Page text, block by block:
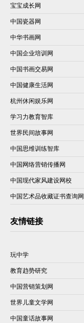
宝宝成长网
中国瓷器网
中华书画网
中国企业培训网
中国书画交易网
中国健康生活网
杭州休闲娱乐网
学习力教育智库
世界民间故事网
中国思维训练智库
中国网络营销传播网
中国现代家风建设网校
中国艺术品收藏证书查询网
友情链接
玩中学
教育趋势研究
中国营销策划网
世界儿童文学网
中国童话故事网